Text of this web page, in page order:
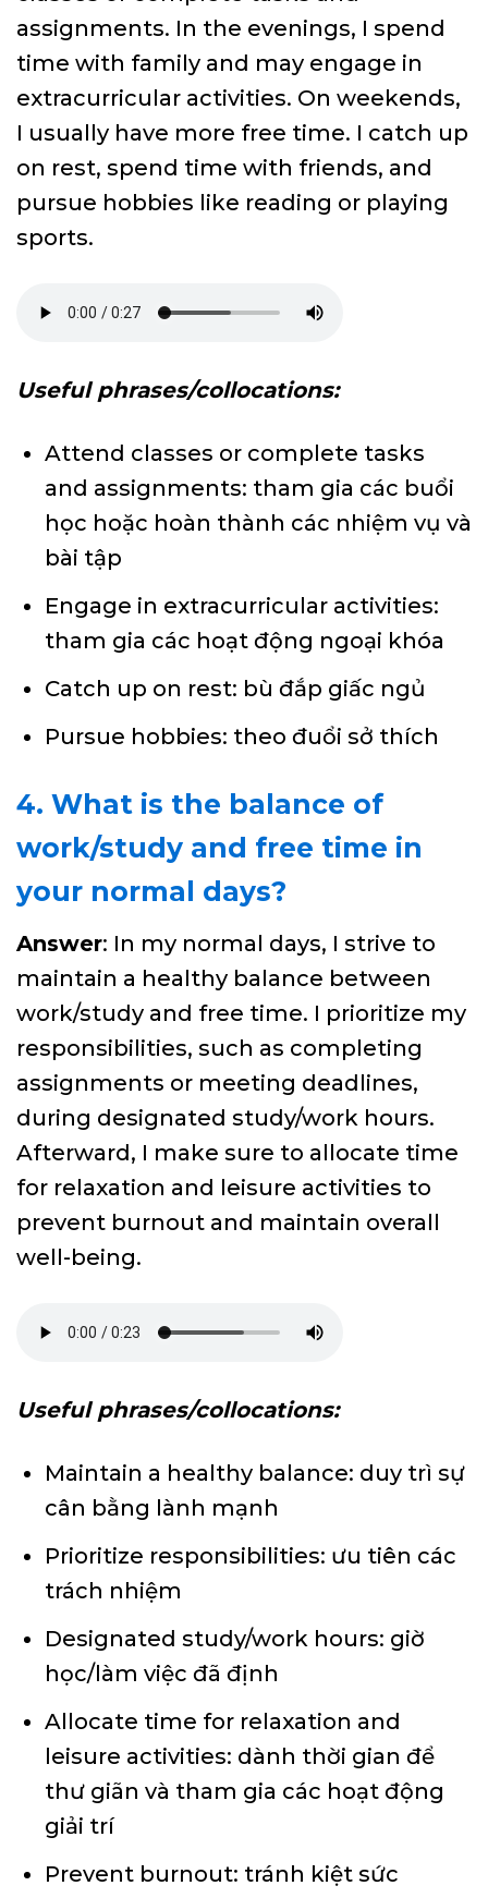
assignments. In the evenings, I spend
time with family and may engage in
extracurricular activities. On weekends,
I usually have more free time. I catch up
on rest, spend time with friends, and
pursue hobbies like reading or playing
sports.
Useful phrases/collocations:
Attend classes or complete tasks
and assignments: tham gia các buổi
học hoặc hoàn thành các nhiệm vụ và
bài tập
Engage in extracurricular activities:
tham gia các hoạt động ngoại khóa
Catch up on rest: bù đắp giấc ngủ
Pursue hobbies: theo đuổi sở thích
4. What is the balance of
work/study and free time in
your normal days?
Answer: In my normal days, I strive to
maintain a healthy balance between
work/study and free time. I prioritize my
responsibilities, such as completing
assignments or meeting deadlines,
during designated study/work hours.
Afterward, I make sure to allocate time
for relaxation and leisure activities to
prevent burnout and maintain overall
well-being.
Useful phrases/collocations:
Maintain a healthy balance: duy trì sự
cân bằng lành mạnh
Prioritize responsibilities: ưu tiên các
trách nhiệm
Designated study/work hours: giờ
học/làm việc đã định
Allocate time for relaxation and
leisure activities: dành thời gian để
thư giãn và tham gia các hoạt động
giải trí
Prevent burnout: tránh kiệt sức